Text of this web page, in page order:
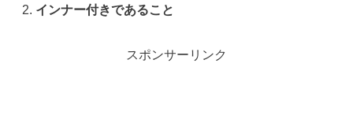
インナー付きであること
スポンサーリンク